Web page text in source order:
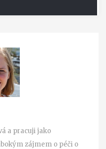
a pracuji jako
zájmem o péči o